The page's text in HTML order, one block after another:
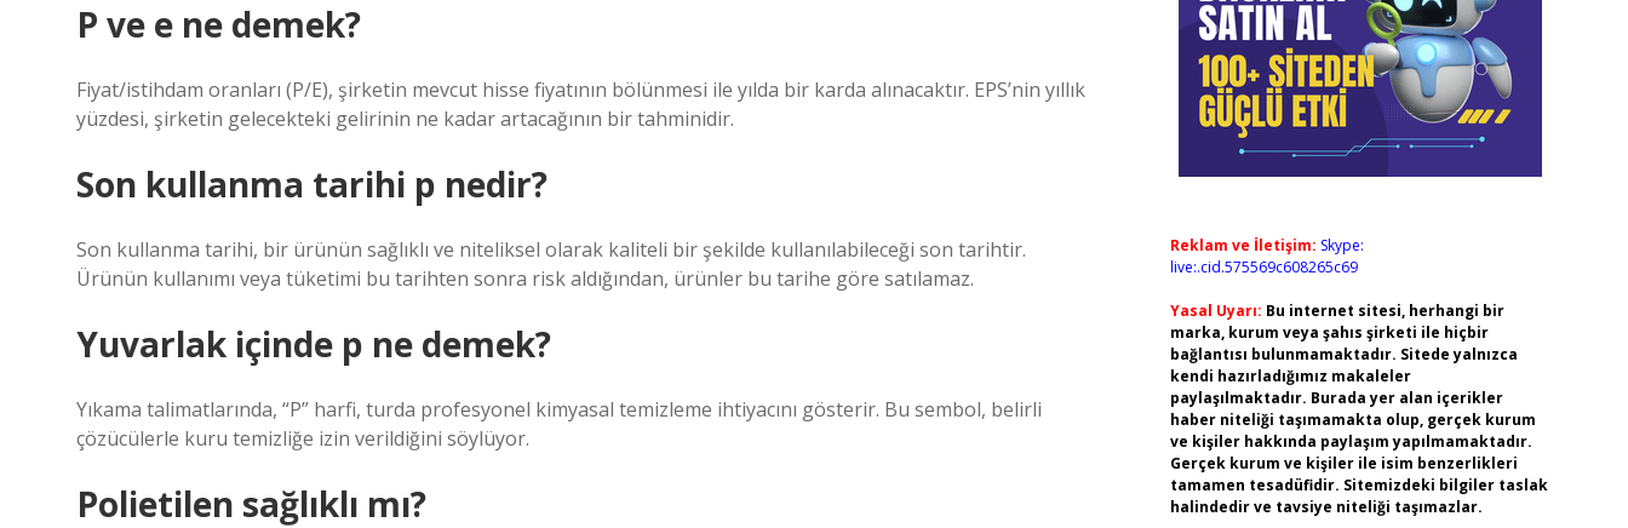
P ve e ne demek?
Fiyat/istihdam oranları (P/E), şirketin mevcut hisse fiyatının bölünmesi ile yılda bir karda alınacaktır. EPS’nin yıllık
yüzdesi, şirketin gelecekteki gelirinin ne kadar artacağının bir tahminidir.
Son kullanma tarihi p nedir?
Son kullanma tarihi, bir ürünün sağlıklı ve niteliksel olarak kaliteli bir şekilde kullanılabileceği son tarihtir.
Ürünün kullanımı veya tüketimi bu tarihten sonra risk aldığından, ürünler bu tarihe göre satılamaz.
Yuvarlak içinde p ne demek?
Yıkama talimatlarında, “P” harfi, turda profesyonel kimyasal temizleme ihtiyacını gösterir. Bu sembol, belirli
çözücülerle kuru temizliğe izin verildiğini söylüyor.
Polietilen sağlıklı mı?
Reklam ve İletişim: Skype:
live:.cid.575569c608265c69
Yasal Uyarı: Bu internet sitesi, herhangi bir
marka, kurum veya şahıs şirketi ile hiçbir
bağlantısı bulunmamaktadır. Sitede yalnızca
kendi hazırladığımız makaleler
paylaşılmaktadır. Burada yer alan içerikler
haber niteliği taşımamakta olup, gerçek kurum
ve kişiler hakkında paylaşım yapılmamaktadır.
Gerçek kurum ve kişiler ile isim benzerlikleri
tamamen tesadüfidir. Sitemizdeki bilgiler taslak
halindedir ve tavsiye niteliği taşımazlar.